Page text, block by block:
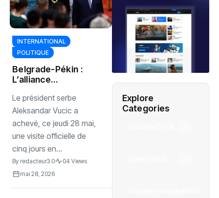
INTERNATIONAL
POLITIQUE
Belgrade-Pékin :
L’alliance
‎Le président serbe
Aleksandar Vucic a
achevé, ce jeudi 28 mai,
une visite officielle de
cinq jours en...
By redacteur3.0
04 Views
mai 28, 2026
Explore
Categories